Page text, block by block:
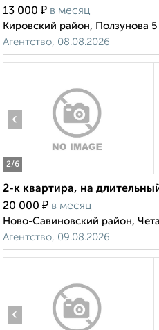
13 000 ₽ в месяц
Кировский район, Ползунова 5
Агентство, 08.08.2026
2/6
‹
2-к квартира, на
20 000 ₽ в месяц
Ново-Савиновский район,
Агентство, 09.08.2026
‹